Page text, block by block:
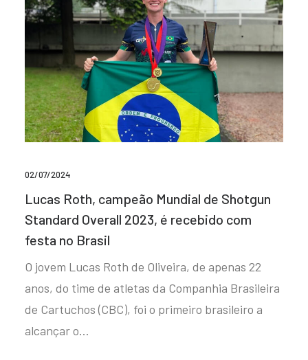
02/07/2024
Lucas Roth, campeão Mundial de Shotgun
Standard Overall 2023, é recebido com
festa no Brasil
O jovem Lucas Roth de Oliveira, de apenas 22
anos, do time de atletas da Companhia Brasileira
de Cartuchos (CBC), foi o primeiro brasileiro a
alcançar o…